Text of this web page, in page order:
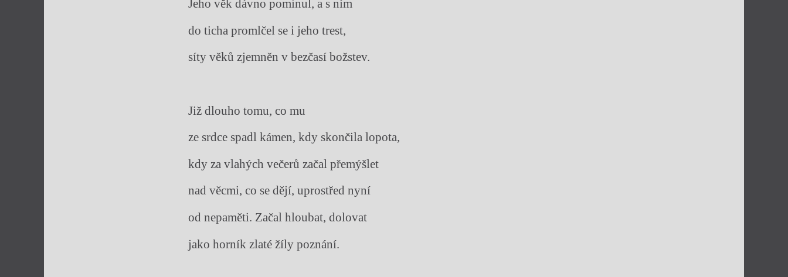
Jeho věk dávno pominul, a s ním
do ticha promlčel se i jeho trest,
síty věků zjemněn v bezčasí božstev.
Již dlouho tomu, co mu
ze srdce spadl kámen, kdy skončila lopota,
kdy za vlahých večerů začal přemýšlet
nad věcmi, co se dějí, uprostřed nyní
od nepaměti. Začal hloubat, dolovat
jako horník zlaté žíly poznání.